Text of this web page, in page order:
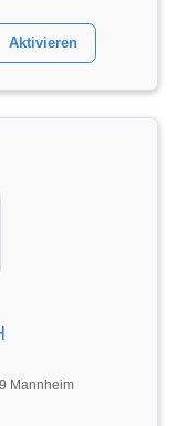
Aktivieren
Mannheim